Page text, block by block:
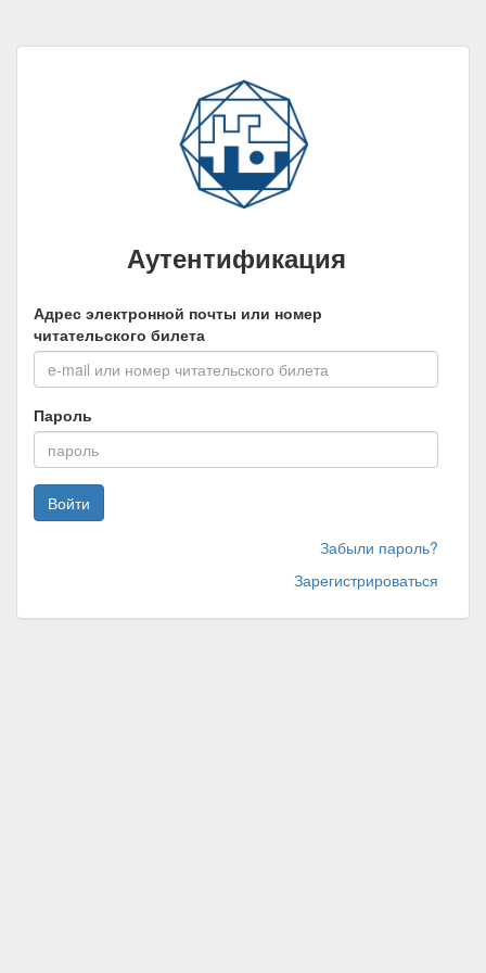
Аутентификация
Адрес электронной почты или номер
читательского билета
Пароль
Войти
Забыли пароль?
Зарегистрироваться